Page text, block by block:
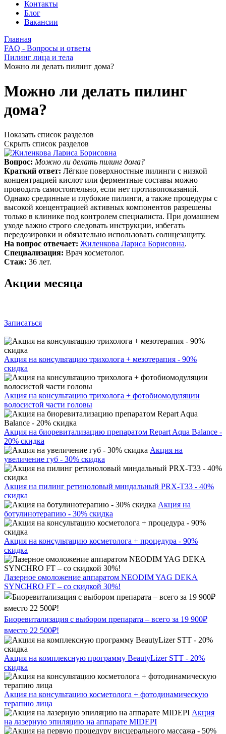
Контакты
Блог
Вакансии
Главная
FAQ - Вопросы и ответы
Пилинг лица и тела
Можно ли делать пилинг дома?
Можно ли делать пилинг
дома?
Показать список разделов
Скрыть список разделов
Вопрос: Можно ли делать пилинг дома?
Краткий ответ: Лёгкие поверхностные пилинги с низкой
концентрацией кислот или ферментные составы можно
проводить самостоятельно, если нет противопоказаний.
Однако срединные и глубокие пилинги, а также процедуры с
высокой концентрацией активных компонентов разрешены
только в клинике под контролем специалиста. При домашнем
уходе важно строго следовать инструкции, избегать
передозировки и обязательно использовать солнцезащиту.
На вопрос отвечает: Жиленкова Лариса Борисовна.
Специализация: Врач косметолог.
Стаж: 36 лет.
Акции месяца
Записаться
Акция на консультацию трихолога + мезотерапия - 90%
скидка
Акция на консультацию трихолога + фотобиомодуляции
волосистой части головы
Акция на биоревитализацию препаратом Repart Aqua Balance -
20% скидка
Акция на
увеличение губ - 30% скидка
Акция на пилинг ретиноловый миндальный PRX-T33 - 40%
скидка
Акция на
ботулинотерапию - 30% скидка
Акция на консультацию косметолога + процедура - 90%
скидка
Лазерное омоложение аппаратом NEODIM YAG DEKA
SYNCHRO FT – со скидкой 30%!
Биоревитализация с выбором препарата – всего за 19 900₽
вместо 22 500₽!
Акция на комплексную программу BeautyLizer STT - 20%
скидка
Акция на консультацию косметолога + фотодинамическую
терапию лица
Акция
на лазерную эпиляцию на аппарате MIDEPI